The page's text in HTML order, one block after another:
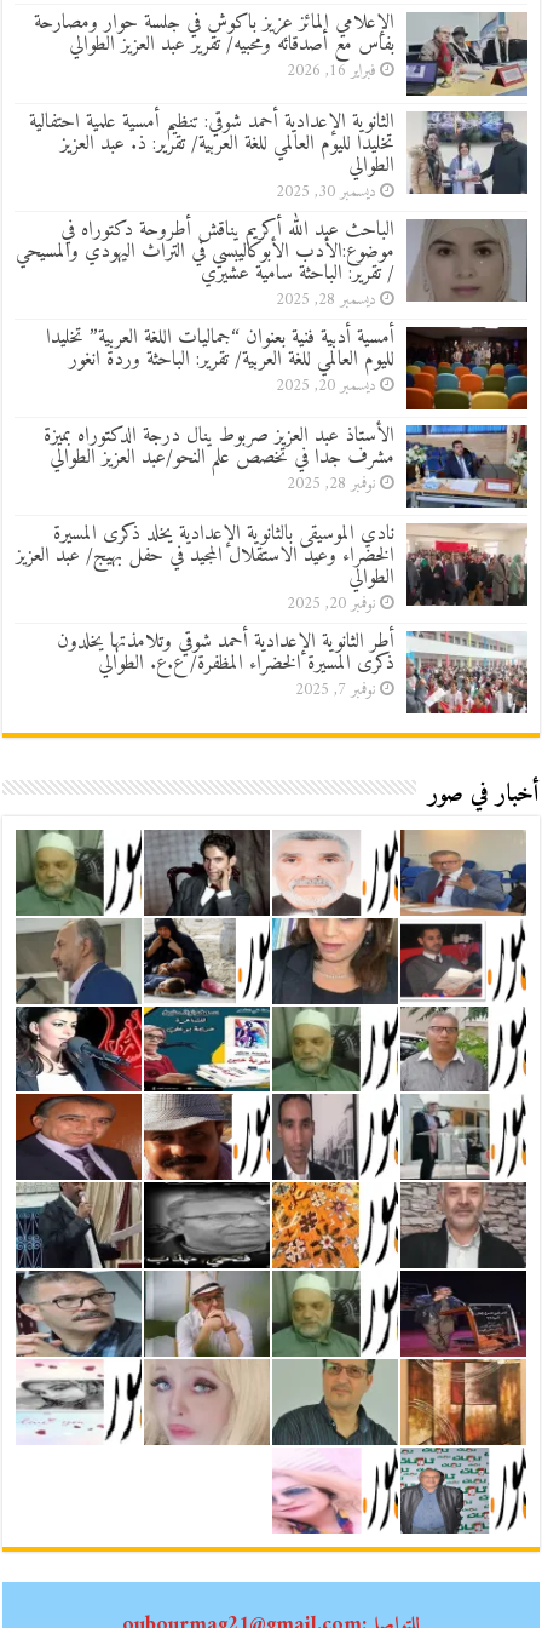
الإعلامي المائز عزيز باكوش في جلسة حوار ومصارحة
بفاس مع أصدقائه ومحبيه/ تقرير عبد العزيز الطوالي
فبراير 16, 2026
الثانوية الإعدادية أحمد شوقي: تنظيم أمسية علمية احتفالية
تخليدا لليوم العالمي للغة العربية/ تقرير: ذ. عبد العزيز
الطوالي
ديسمبر 30, 2025
الباحث عبد الله أكريم يناقش أطروحة دكتوراه في
موضوع:الأدب الأبوكاليبسي في التراث اليهودي والمسيحي
/ تقرير: الباحثة سامية عشيري
ديسمبر 28, 2025
أمسية أدبية فنية بعنوان “جماليات اللغة العربية” تخليدا
لليوم العالمي للغة العربية/ تقرير: الباحثة وردة انغور
ديسمبر 20, 2025
الأستاذ عبد العزيز صربوط ينال درجة الدكتوراه بميزة
مشرف جدا في تخصص علم النحو/عبد العزيز الطوالي
نوفمبر 28, 2025
نادي الموسيقى بالثانوية الإعدادية يخلد ذكرى المسيرة
الخضراء وعيد الاستقلال المجيد في حفل بهيج/ عبد العزيز
الطوالي
نوفمبر 20, 2025
أطر الثانوية الإعدادية أحمد شوقي وتلامذتها يخلدون
ذكرى المسيرة الخضراء المظفرة/ ع.ع. الطوالي
نوفمبر 7, 2025
أخبار في صور